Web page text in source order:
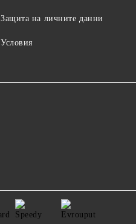
Защита на личните данни
Условия